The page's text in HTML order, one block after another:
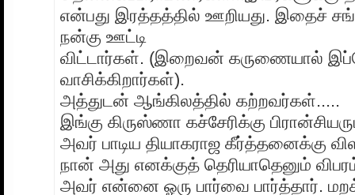
என்பது இரத்தத்தில் ஊறியது. இதைச்
நன்கு ஊட்டி
விட்டார்கள். (இறைவன் கருணையால்
வாசிக்கிறார்கள்).
அத்துடன் ஆங்கிலத்தில் கற்றவர்கள்.....
இங்கு கிருஸ்ணா கச்சேரிக்கு
அவர் பாடிய தியாகராஜ கீர்த்தனைக்கு
நான் அது எனக்குத் தெரியாதெனும்
அவர் என்னை ஓரு பார்வை பார்த்தார்.